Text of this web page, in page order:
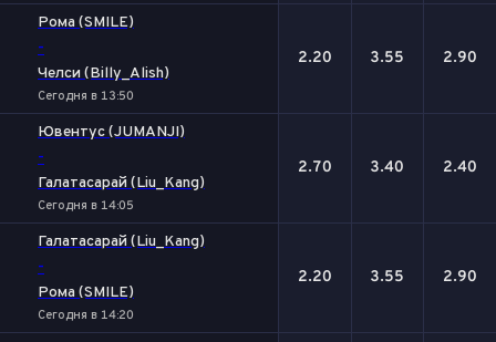
Рома (SMILE)
-
Челси (Billy_Alish)
Сегодня в 13:50
2.20 3.55 2.90
Ювентус (JUMANJI)
-
Галатасарай (Liu_Kang)
Сегодня в 14:05
2.70 3.40 2.40
Галатасарай (Liu_Kang)
-
Рома (SMILE)
Сегодня в 14:20
2.20 3.55 2.90